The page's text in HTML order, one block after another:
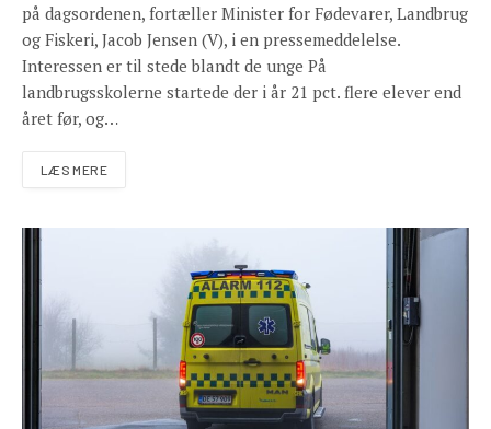
på dagsordenen, fortæller Minister for Fødevarer, Landbrug
og Fiskeri, Jacob Jensen (V), i en pressemeddelelse.
Interessen er til stede blandt de unge På
landbrugsskolerne startede der i år 21 pct. flere elever end
året før, og…
LÆS MERE